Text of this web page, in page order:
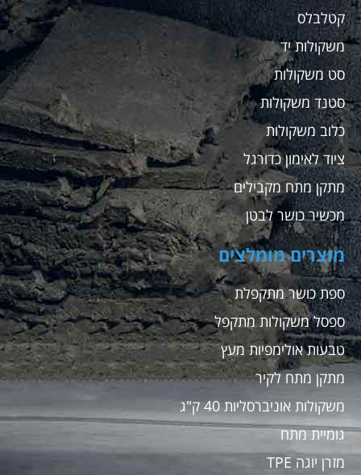
קטלבלס
משקולות יד
סט משקולות
סטנד משקולות
כלוב משקולות
ציוד לאימון כדורגל
מתקן מתח מקבילים
מכשיר כושר לבטן
מוצרים מומלצים
ספת כושר מתקפלת
ספסל משקולות מתקפל
טבעות אולימפיות מעץ
מתקן מתח לקיר
משקולות אוניברסליות 40 ק"ג
גומיית מתח
מזרן יוגה TPE